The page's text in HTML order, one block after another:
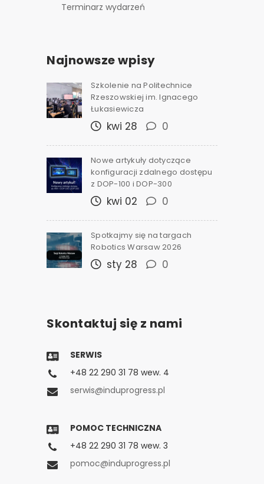
Terminarz wydarzeń
Najnowsze wpisy
Szkolenie na Politechnice
Rzeszowskiej im. Ignacego
Łukasiewicza
kwi 28 0
Nowe artykuły dotyczące
konfiguracji zdalnego dostępu
z DOP-100 i DOP-300
kwi 02 0
Spotkajmy się na targach
Robotics Warsaw 2026
sty 28 0
Skontaktuj się z nami
SERWIS
+48 22 290 31 78 wew. 4
serwis@induprogress.pl
POMOC TECHNICZNA
+48 22 290 31 78 wew. 3
pomoc@induprogress.pl